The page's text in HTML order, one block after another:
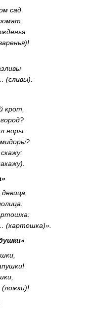
сад
(сливы).
крот,
норы
(картошка)».